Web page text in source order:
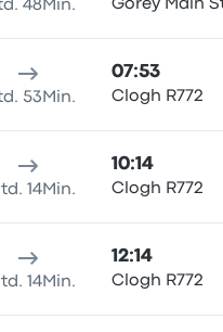
48Min. Gorey Main
53Min.
07:53
Clogh R772
14Min.
10:14
Clogh R772
14Min.
12:14
Clogh R772